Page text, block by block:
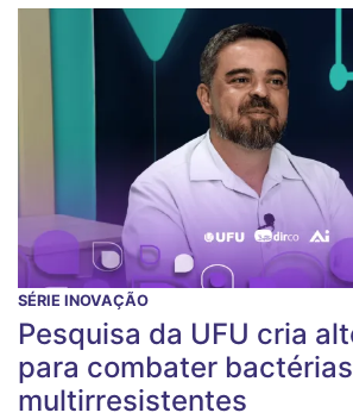
SÉRIE INOVAÇÃO
Pesquisa da UFU cria
para combater bactérias
multirresistentes